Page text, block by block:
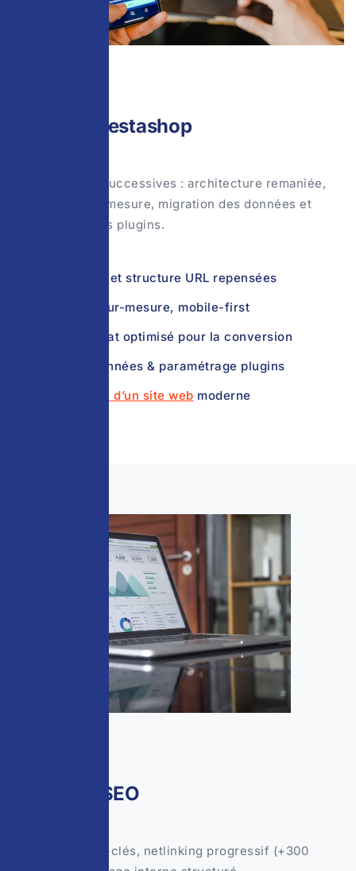
Refonte Prestashop
Deux refontes successives : architecture remaniée,
webdesign sur-mesure, migration des données et
paramétrage des plugins.
Architecture et structure URL repensées
Webdesign sur-mesure, mobile-first
Tunnel d’achat optimisé pour la conversion
Migration données & paramétrage plugins
création d’un site web moderne
Stratégie SEO
Étude des mots-clés, netlinking progressif (+300